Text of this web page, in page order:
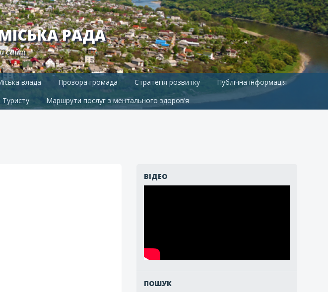
РАДА
сайт
влада Прозора громада Стратегія розвитку
Публічна інформація
Туристу Маршрути послуг з ментального здоров’я
ВІДЕО
ПОШУК